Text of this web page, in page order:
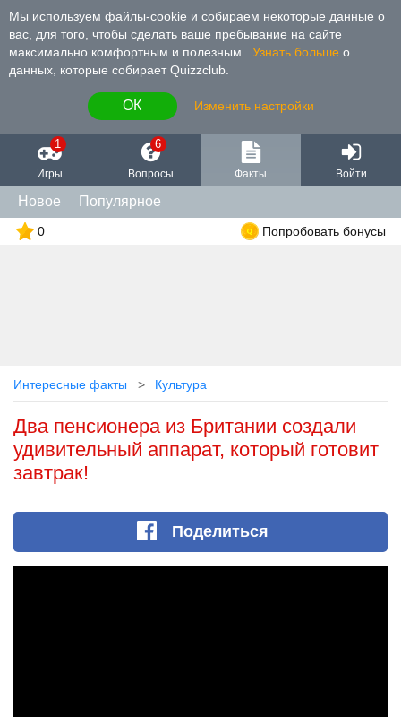
Мы используем файлы-cookie и собираем некоторые данные о
вас, для того, чтобы сделать ваше пребывание на сайте
максимально комфортным и полезным
Узнать больше о
данных, которые собирает Quizzclub.
ОК Изменить настройки
1
Игры
6
Вопросы Факты Войти
Новое Популярное
0 Попробовать бонусы
Интересные факты Культура
Два пенсионера из Британии создали
удивительный аппарат, который готовит
завтрак!
Поделиться